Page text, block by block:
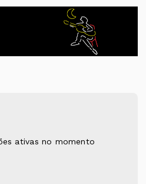
ativas no momento